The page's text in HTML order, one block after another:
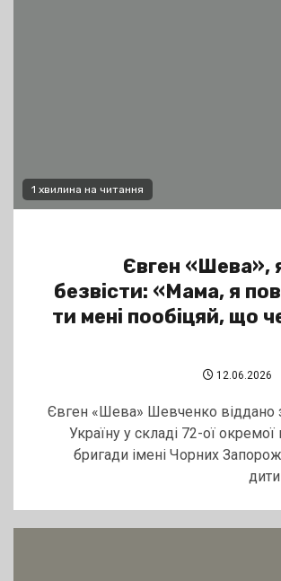
1 хвилина на читання
Євген «Шева»,
безвісти: «Мама, я
ти мені пообіцяй, що
12.06.2026
Євген «Шева» Шевченко віддано
Україну у складі 72-ої окремої
бригади імені Чорних